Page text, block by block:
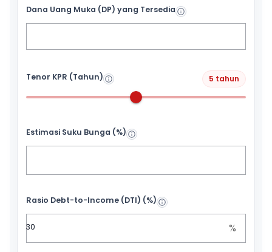
Dana Uang Muka (DP) yang Tersedia
Tenor KPR (Tahun) 5 tahun
Estimasi Suku Bunga (%)
Rasio Debt-to-Income (DTI) (%)
%